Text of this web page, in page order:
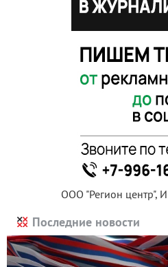
ООО "Регион центр",
Последние новости